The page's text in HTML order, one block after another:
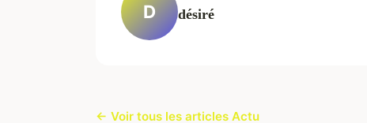
D désiré
← Voir tous les articles Actu